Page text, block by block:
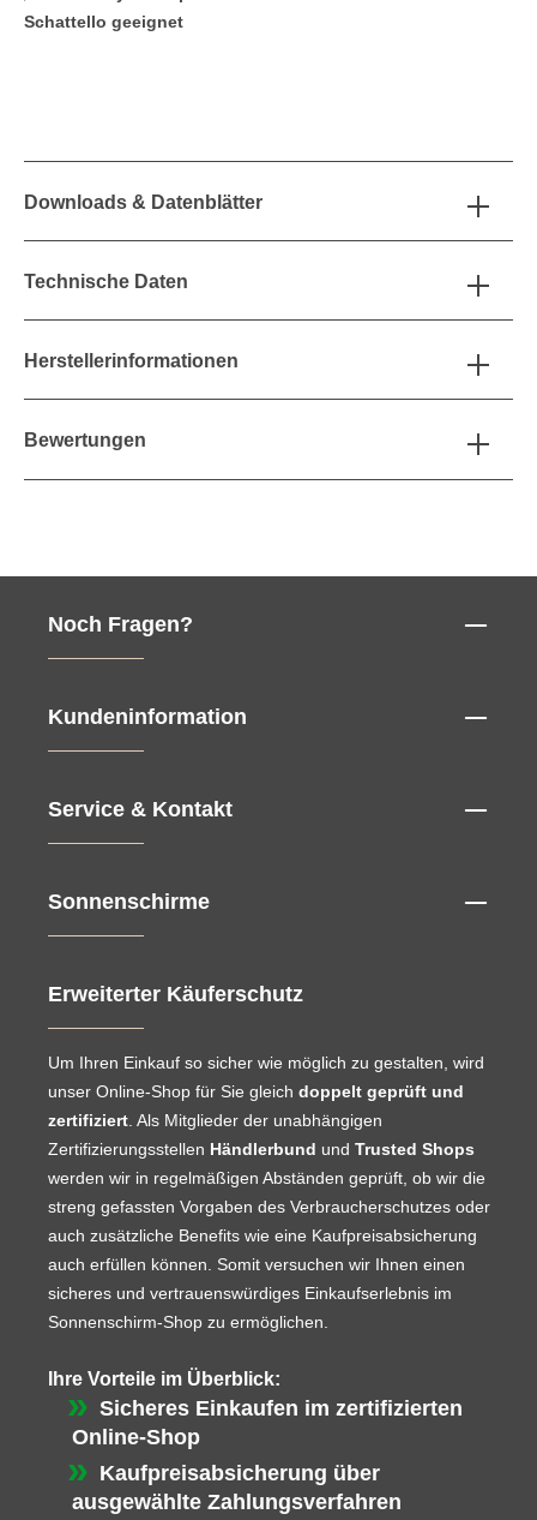
Schattello geeignet
Downloads & Datenblätter
Technische Daten
Herstellerinformationen
Bewertungen
Noch Fragen?
Kundeninformation
Service & Kontakt
Sonnenschirme
Erweiterter Käuferschutz
Um Ihren Einkauf so sicher wie möglich zu gestalten, wird
unser Online-Shop für Sie gleich doppelt geprüft und
zertifiziert . Als Mitglieder der unabhängigen
Zertifizierungsstellen Händlerbund und Trusted Shops
werden wir in regelmäßigen Abständen geprüft, ob wir die
streng gefassten Vorgaben des Verbraucherschutzes oder
auch zusätzliche Benefits wie eine Kaufpreisabsicherung
auch erfüllen können. Somit versuchen wir Ihnen einen
sicheres und vertrauenswürdiges Einkaufserlebnis im
Sonnenschirm-Shop zu ermöglichen.
Ihre Vorteile im Überblick:
Sicheres Einkaufen im zertifizierten
Online-Shop
Kaufpreisabsicherung über
ausgewählte Zahlungsverfahren